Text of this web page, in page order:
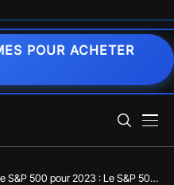
POUR ACHETER
S&P 500 pour 2023 : Le S&P 500